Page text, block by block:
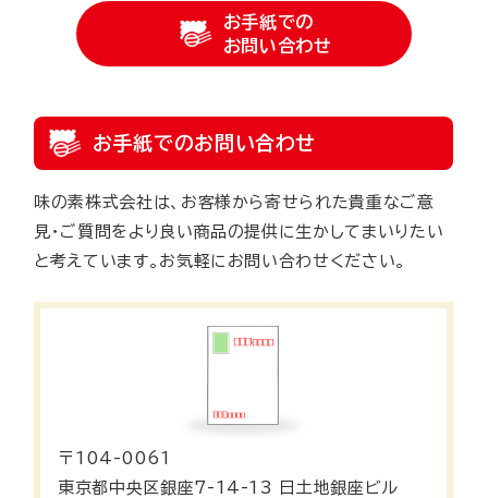
お手紙での
お問い合わせ
お手紙でのお問い合わせ
味の素株式会社は、お客様から寄せられた貴重なご意
見・ご質問をより良い商品の提供に生かしてまいりたい
と考えています。お気軽にお問い合わせください。
〒104-0061
東京都中央区銀座7-14-13 日土地銀座ビル